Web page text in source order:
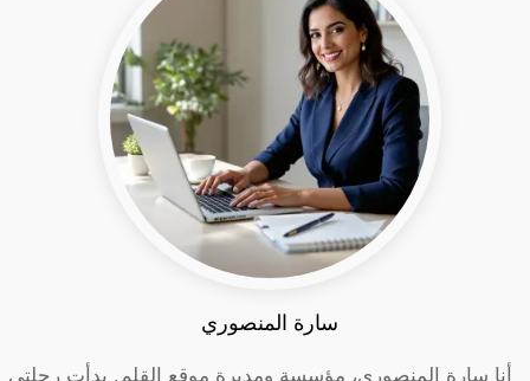
سارة المنصوري
أنا سارة المنصوري، مؤسسة ومديرة موقع القلم. بدأت رحلتي